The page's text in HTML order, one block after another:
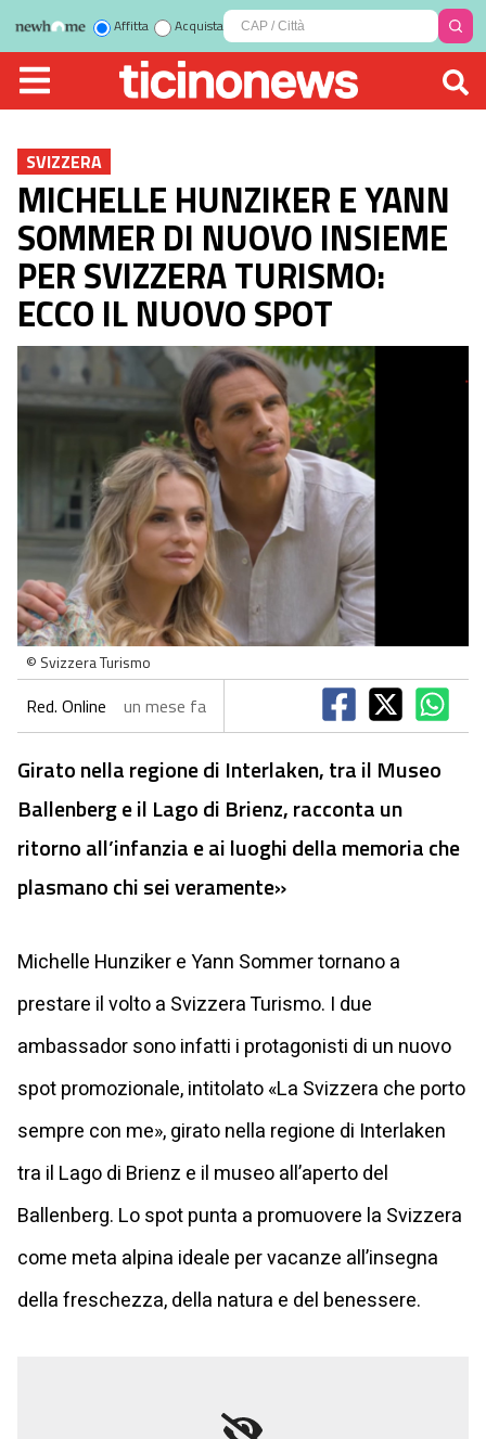
Affitta Acquista
SVIZZERA
MICHELLE HUNZIKER E YANN
SOMMER DI NUOVO INSIEME
PER SVIZZERA TURISMO:
ECCO IL NUOVO SPOT
© Svizzera Turismo
Red. Online un mese fa
Girato nella regione di Interlaken, tra il Museo
Ballenberg e il Lago di Brienz, racconta un
ritorno all’infanzia e ai luoghi della memoria che
plasmano chi sei veramente»
Michelle Hunziker e Yann Sommer tornano a
prestare il volto a Svizzera Turismo. I due
ambassador sono infatti i protagonisti di un nuovo
spot promozionale, intitolato «La Svizzera che porto
sempre con me», girato nella regione di Interlaken
tra il Lago di Brienz e il museo all’aperto del
Ballenberg. Lo spot punta a promuovere la Svizzera
come meta alpina ideale per vacanze all’insegna
della freschezza, della natura e del benessere.